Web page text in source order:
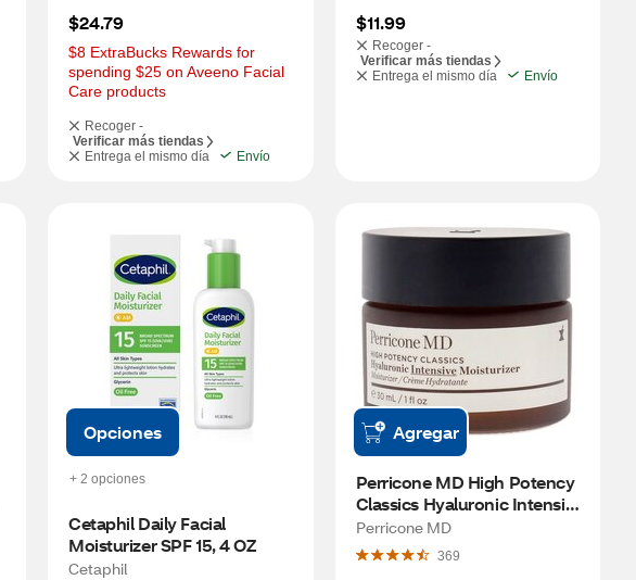
$24.79
$8 ExtraBucks Rewards for
spending $25 on Aveeno Facial
Care products
Recoger -
Verificar más tiendas
Entrega el mismo día
Envío
$11.99
Recoger -
Verificar más tiendas
Entrega el mismo día
Envío
+ 2 opciones
Opciones
Cetaphil Daily Facial
Moisturizer SPF 15, 4 OZ
Cetaphil
Agregar
Perricone MD High Potency
Classics Hyaluronic Intensive
Moisturizer, 1 OZ
Perricone MD
369